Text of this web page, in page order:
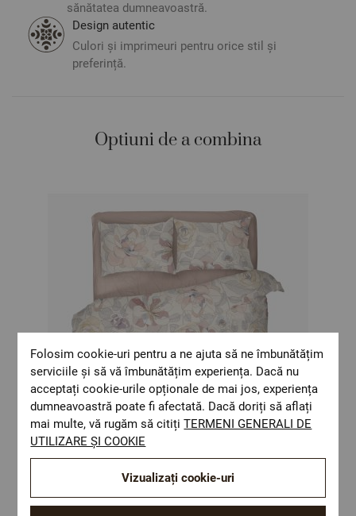
sau tonalitatea.sănătatea dumneavoastră.
Design autentic
Culori și imprimeuri pentru orice stil și
preferință.
Optiuni de a combina
Lenjerie de pat PERSIA 100% bumbac ranforce 4 piese
Size:Set de pat dublu
Folosim cookie-uri pentru a ne ajuta să ne îmbunătățim
serviciile și să vă îmbunătățim experiența. Dacă nu
acceptați cookie-urile opționale de mai jos, experiența
dumneavoastră poate fi afectată. Dacă doriți să aflați
mai multe, vă rugăm să citițiTERMENI GENERALI DE
UTILIZARE ȘI COOKIE
Vizualizați cookie-uri